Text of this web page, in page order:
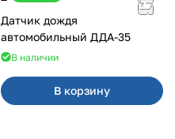
Датчик дождя
автомобильный ДДА-35
В наличии
В корзину